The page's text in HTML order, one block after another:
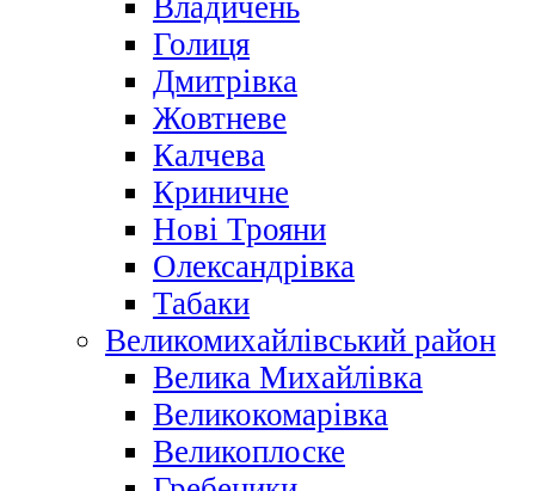
Владичень
Голиця
Дмитрівка
Жовтневе
Калчева
Криничне
Нові Трояни
Олександрівка
Табаки
Великомихайлівський район
Велика Михайлівка
Великокомарівка
Великоплоске